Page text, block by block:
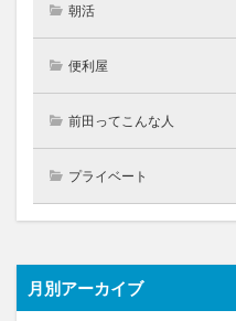
朝活
便利屋
前田ってこんな人
プライベート
月別アーカイブ